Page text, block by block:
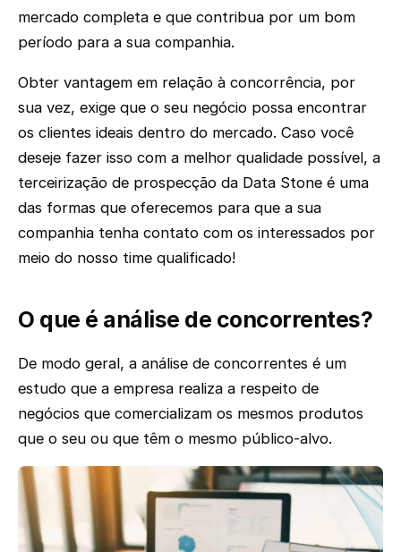
mercado completa e que contribua por um bom
período para a sua companhia.
Obter vantagem em relação à concorrência, por
sua vez, exige que o seu negócio possa encontrar
os clientes ideais dentro do mercado. Caso você
deseje fazer isso com a melhor qualidade possível, a
terceirização de prospecção da Data Stone é uma
das formas que oferecemos para que a sua
companhia tenha contato com os interessados por
meio do nosso time qualificado!
O que é análise de concorrentes?
De modo geral, a análise de concorrentes é um
estudo que a empresa realiza a respeito de
negócios que comercializam os mesmos produtos
que o seu ou que têm o mesmo público-alvo.